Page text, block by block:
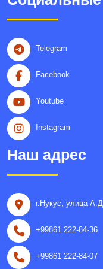
Telegram
Facebook
Youtube
Instagram
Наш адрес
г.Нукус, улица
+99861 222-84-36
+99861 222-84-07